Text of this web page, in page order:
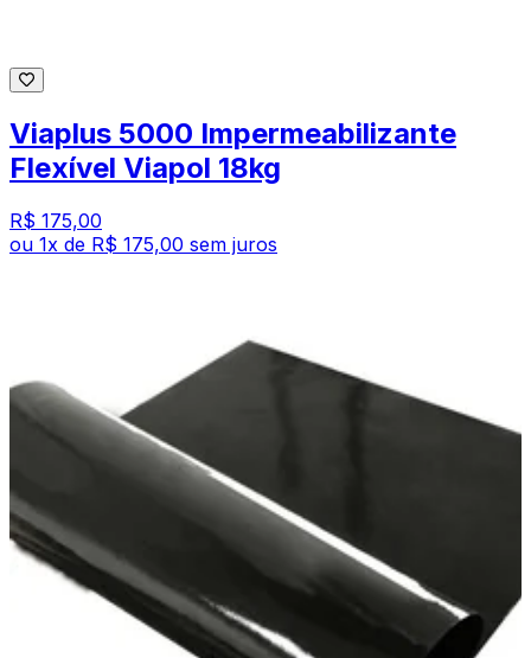
Viaplus 5000 Impermeabilizante
Flexível Viapol 18kg
R$ 175,00
ou 1x de R$ 175,00 sem juros